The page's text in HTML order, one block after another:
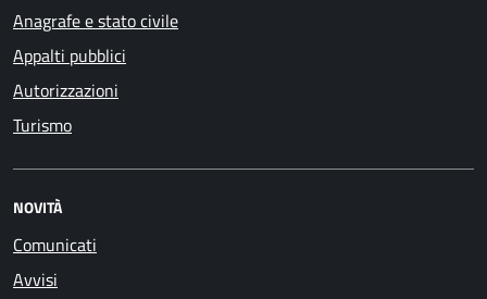
Anagrafe e stato civile
Appalti pubblici
Autorizzazioni
Turismo
NOVITÀ
Comunicati
Avvisi